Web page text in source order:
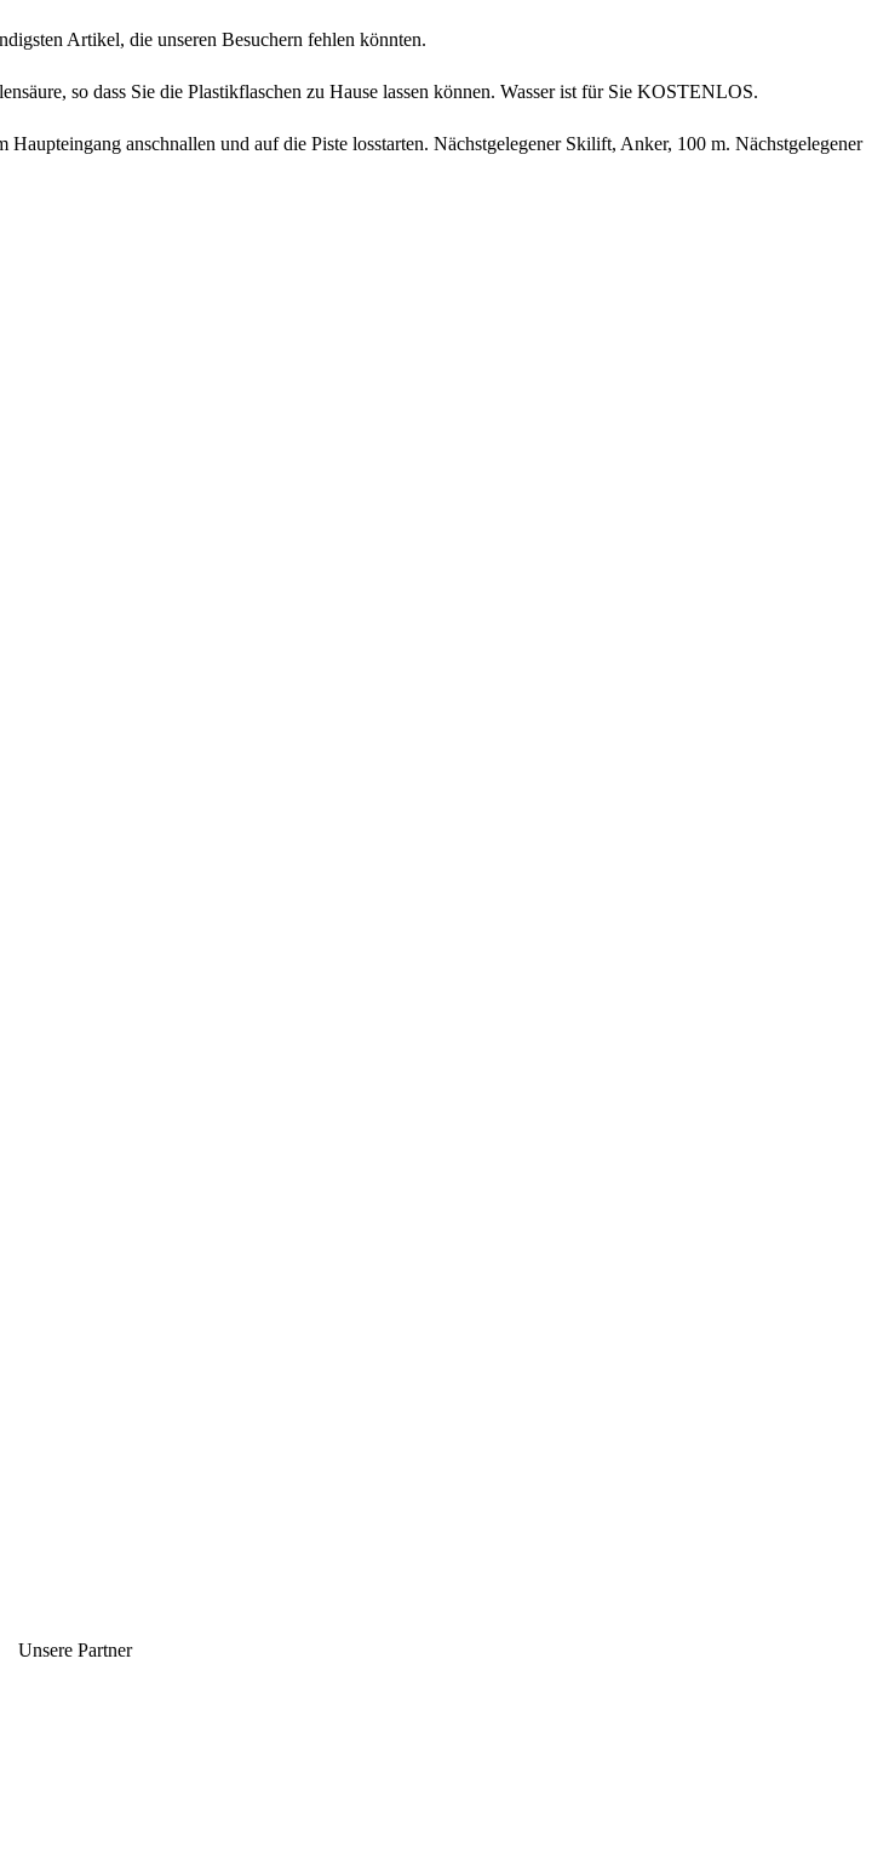
Artikel, die unseren Besuchern fehlen könnten.
so dass Sie die Plastikflaschen zu Hause lassen können. Wasser ist für Sie KOSTENLOS.
anschnallen und auf die Piste losstarten. Nächstgelegener Skilift, Anker, 100 m. Nächstgelegener
Unsere Partner